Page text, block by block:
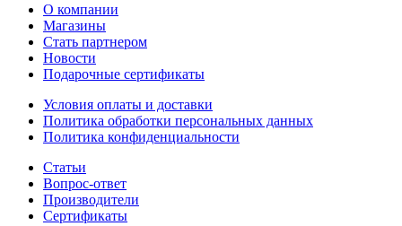
О компании
Магазины
Стать партнером
Новости
Подарочные сертификаты
Условия оплаты и доставки
Политика обработки персональных данных
Политика конфиденциальности
Статьи
Вопрос-ответ
Производители
Сертификаты